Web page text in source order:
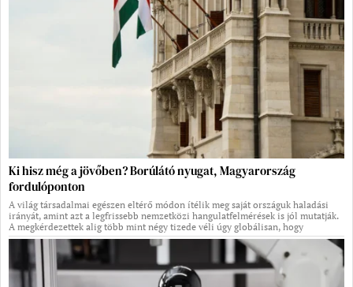
Ki hisz még a jövőben? Borúlátó nyugat, Magyarország
fordulóponton
A világ társadalmai egészen eltérő módon ítélik meg saját országuk haladási
irányát, amint azt a legfrissebb nemzetközi hangulatfelmérések is jól mutatják.
A megkérdezettek alig több mint négy tizede véli úgy globálisan, hogy